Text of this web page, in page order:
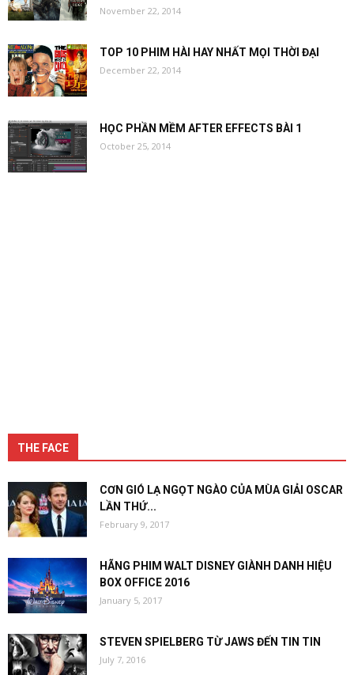
November 22, 2014
TOP 10 PHIM HÀI HAY NHẤT MỌI THỜI ĐẠI
December 22, 2014
HỌC PHẦN MỀM AFTER EFFECTS BÀI 1
October 25, 2014
THE FACE
CƠN GIÓ LẠ NGỌT NGÀO CỦA MÙA GIẢI OSCAR
LẦN THỨ...
February 9, 2017
HÃNG PHIM WALT DISNEY GIÀNH DANH HIỆU
BOX OFFICE 2016
January 5, 2017
STEVEN SPIELBERG TỪ JAWS ĐẾN TIN TIN
July 7, 2016